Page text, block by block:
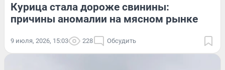
Курица стала дороже свинины:
причины аномалии на мясном рынке
9 июля, 2026, 15:03 228 Обсудить